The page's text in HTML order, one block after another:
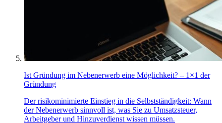
Ist Gründung im Nebenerwerb eine Möglichkeit? – 1×1 der
Gründung
Der risikominimierte Einstieg in die Selbstständigkeit: Wann
der Nebenerwerb sinnvoll ist, was Sie zu Umsatzsteuer,
Arbeitgeber und Hinzuverdienst wissen müssen.